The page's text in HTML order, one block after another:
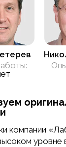
компании
уровне